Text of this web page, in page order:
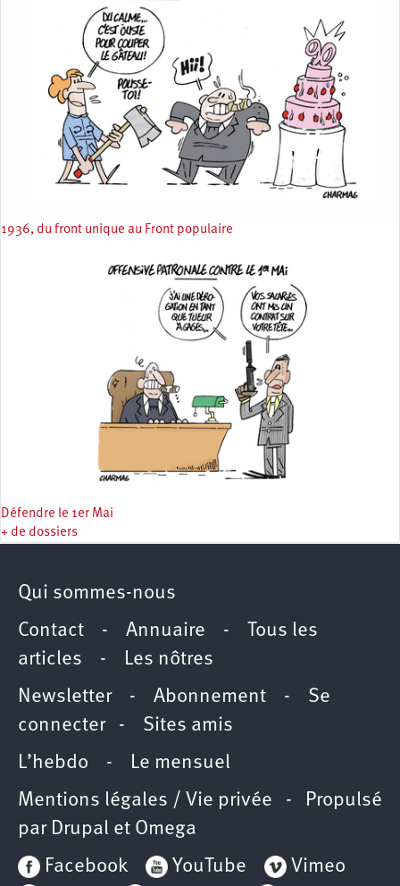
1936, du front unique au Front populaire
Défendre le 1er Mai
+ de dossiers
Qui sommes-nous
Contact - Annuaire -
Tous les
articles - Les nôtres
Newsletter- Abonnement - Se
connecter- Sites amis
L’hebdo - Le mensuel
Mentions légales / Vie privée - Propulsé
par Drupal et Omega
Facebook
YouTube
Vimeo